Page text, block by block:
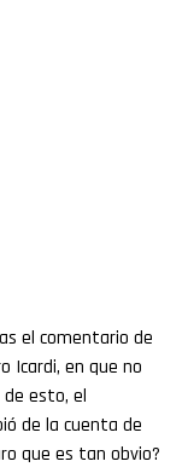
el comentario de
Icardi, en que no
de esto, el
de la cuenta de
que es tan obvio?